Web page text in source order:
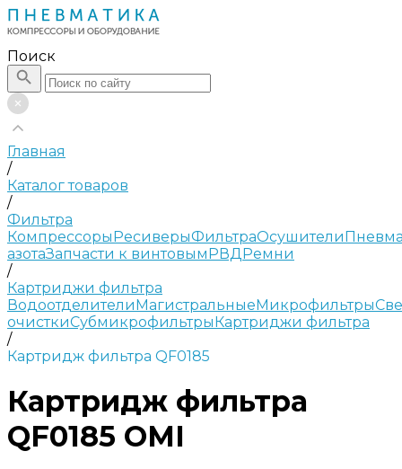
Поиск
Главная
/
Каталог товаров
/
Фильтра
КомпрессорыРесиверыФильтраОсушители
азотаЗапчасти к винтовымРВДРемни
/
Картриджи фильтра
ВодоотделителиМагистральныеМикрофильтры
очисткиСубмикрофильтрыКартриджи фильтра
/
Картридж фильтра QF0185
Картридж фильтра
QF0185 OMI